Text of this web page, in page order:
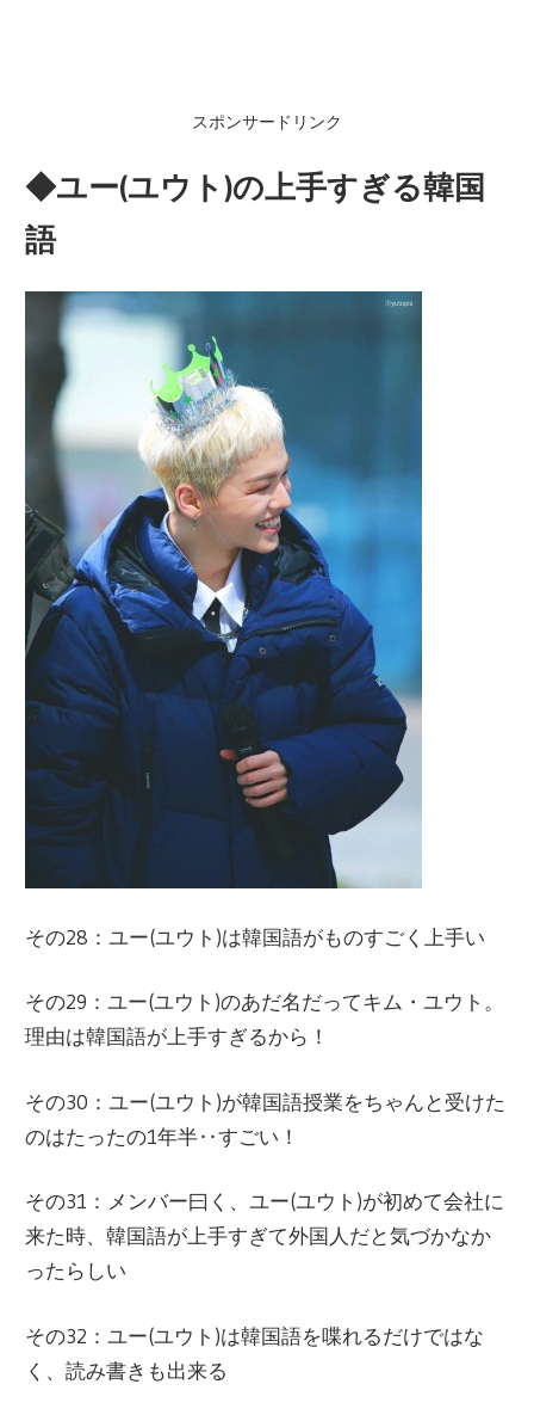
スポンサードリンク
◆ユー(ユウト)の上手すぎる韓国
語
その28：ユー(ユウト)は韓国語がものすごく上手い
その29：ユー(ユウト)のあだ名だってキム・ユウト。
理由は韓国語が上手すぎるから！
その30：ユー(ユウト)が韓国語授業をちゃんと受けた
のはたったの1年半‥すごい！
その31：メンバー曰く、ユー(ユウト)が初めて会社に
来た時、韓国語が上手すぎて外国人だと気づかなか
ったらしい
その32：ユー(ユウト)は韓国語を喋れるだけではな
く、読み書きも出来る